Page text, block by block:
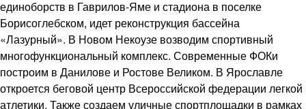
единоборств в Гаврилов-Яме и стадиона в поселке
Борисоглебском, идет реконструкция бассейна
«Лазурный». В Новом Некоузе возводим спортивный
многофункциональный комплекс. Современные ФОКи
построим в Данилове и Ростове Великом. В Ярославле
откроется беговой центр Всероссийской федерации легкой
атлетики. Также создаем уличные спортплощадки в рамках